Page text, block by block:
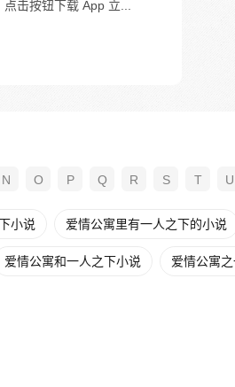
击按钮下载 App 立...
N O P Q R S T U
小说 爱情公寓里有一人之下的小说
爱情公寓和一人之下小说 爱情公寓